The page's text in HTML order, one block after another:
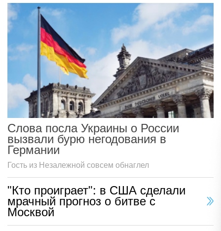
Слова посла Украины о России
вызвали бурю негодования в
Германии
Гость из Незалежной совсем обнаглел
"Кто проиграет": в США сделали
мрачный прогноз о битве с
Москвой